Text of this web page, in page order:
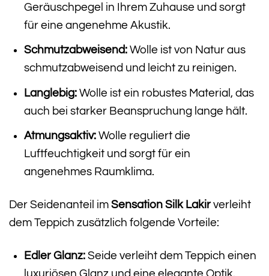
Geräuschpegel in Ihrem Zuhause und sorgt
für eine angenehme Akustik.
Schmutzabweisend:Wolle ist von Natur aus
schmutzabweisend und leicht zu reinigen.
Langlebig:Wolle ist ein robustes Material, das
auch bei starker Beanspruchung lange hält.
Atmungsaktiv:Wolle reguliert die
Luftfeuchtigkeit und sorgt für ein
angenehmes Raumklima.
Der Seidenanteil im Sensation Silk Lakir verleiht
dem Teppich zusätzlich folgende Vorteile:
Edler Glanz:Seide verleiht dem Teppich einen